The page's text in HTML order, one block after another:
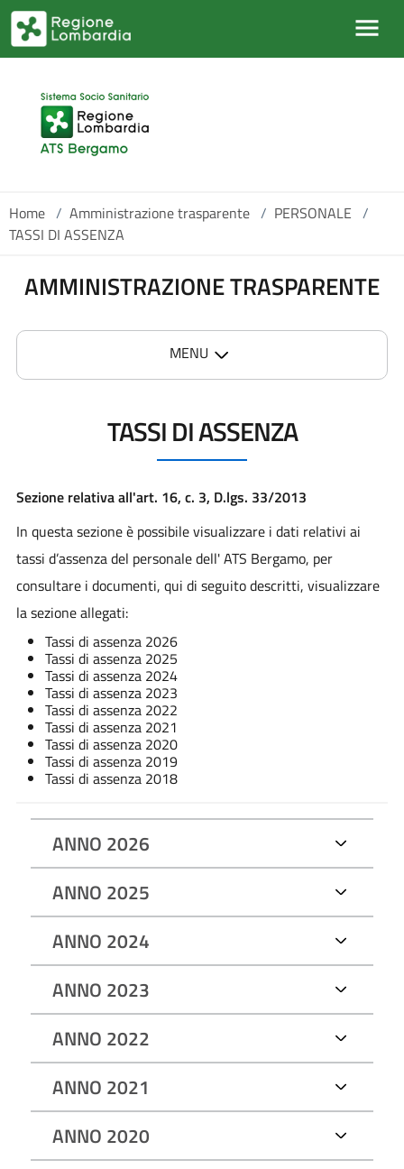
Salta al contenuto principale
Home / Amministrazione trasparente / PERSONALE /
TASSI DI ASSENZA
AMMINISTRAZIONE TRASPARENTE
MENU
TASSI DI ASSENZA
Sezione relativa all'art. 16, c. 3, D.lgs. 33/2013
In questa sezione è possibile visualizzare i dati relativi ai
tassi d’assenza del personale dell' ATS Bergamo, per
consultare i documenti, qui di seguito descritti, visualizzare
la sezione allegati:
Tassi di assenza 2026
Tassi di assenza 2025
Tassi di assenza 2024
Tassi di assenza 2023
Tassi di assenza 2022
Tassi di assenza 2021
Tassi di assenza 2020
Tassi di assenza 2019
Tassi di assenza 2018
ANNO 2026
ANNO 2025
ANNO 2024
ANNO 2023
ANNO 2022
ANNO 2021
ANNO 2020